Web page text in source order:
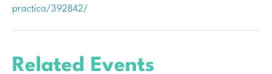
practica/392842/
Related Events